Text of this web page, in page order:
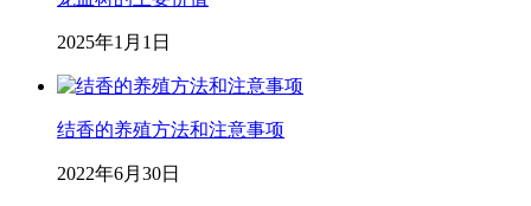
2025年1月1日
结香的养殖方法和注意事项
2022年6月30日